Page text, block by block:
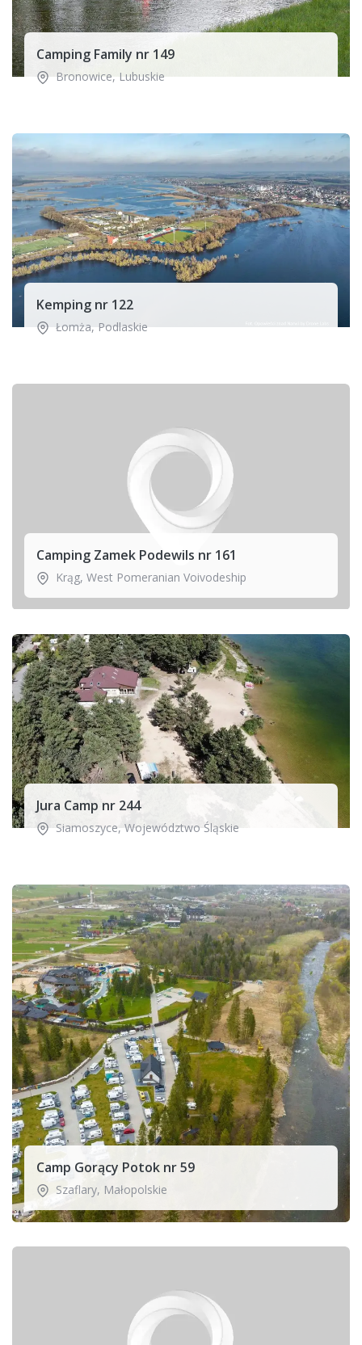
Camping Family nr 149
Bronowice, Lubuskie
Kemping nr 122
Łomża,Podlaskie
Camping Zamek Podewils nr 161
Krąg, West Pomeranian Voivodeship
Jura Camp nr 244
Siamoszyce, Województwo Śląskie
Camp Gorący Potok nr 59
Szaflary, Małopolskie